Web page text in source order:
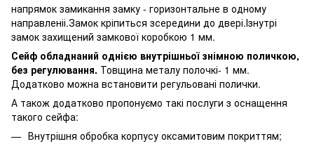
напрямок замикання замку - горизонтальне в одному
направленіі.Замок кріпиться зсередини до двері.Ізнутрі
замок захищений замкової коробкою 1 мм.
Сейф обладнаний однією внутрішньої знімною поличкою,
без регулювання. Товщина металу полочкі- 1 мм.
Додатково можна встановити регульовані полички.
А також додатково пропонуємо такі послуги з оснащення
такого сейфа:
Внутрішня обробка корпусу оксамитовим покриттям;